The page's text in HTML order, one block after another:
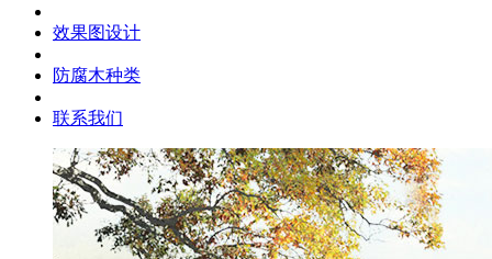
效果图设计
防腐木种类
联系我们